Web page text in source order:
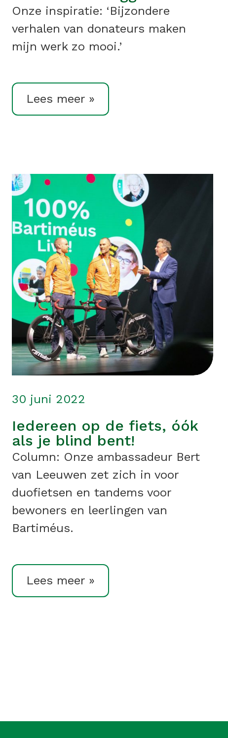
Onze inspiratie: ‘Bijzondere
verhalen van donateurs maken
mijn werk zo mooi.’
Lees meer »
Iedereen op de fiets, óók
als je blind bent!
30 juni 2022
Column: Onze ambassadeur Bert
van Leeuwen zet zich in voor
duofietsen en tandems voor
bewoners en leerlingen van
Bartiméus.
Lees meer »